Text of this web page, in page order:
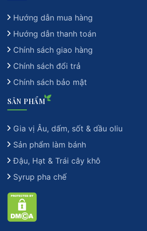
Hướng dẫn mua hàng
Hướng dẫn thanh toán
Chính sách giao hàng
Chính sách đổi trả
Chính sách bảo mật
SẢN PHẨM
Gia vị Âu, dấm, sốt & dầu oliu
Sản phẩm làm bánh
Đậu, Hạt & Trái cây khô
Syrup pha chế